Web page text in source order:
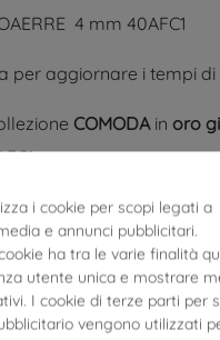
4 mm 40AFC1
per aggiornare i tempi
COMODAin oro
in oro giallo
i cookie per scopi legati a
e annunci pubblicitari.
ha tra le varie finalità
utente unica e mostrare
I cookie di terze parti per
vengono utilizzati